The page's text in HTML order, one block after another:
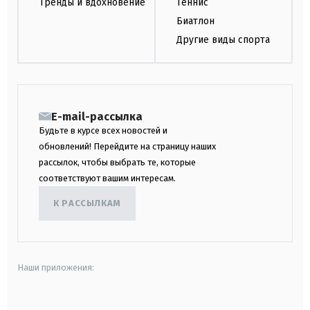
Тренды и вдохновение
Теннис
Биатлон
Другие виды спорта
E-mail-рассылка
Будьте в курсе всех новостей и
обновлений! Перейдите на страницу наших
рассылок, чтобы выбрать те, которые
соответствуют вашим интересам.
К РАССЫЛКАМ
Наши приложения: